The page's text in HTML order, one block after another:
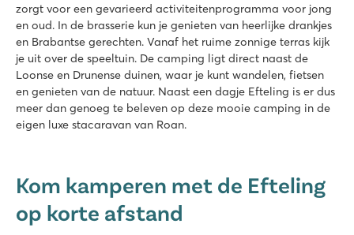
zorgt voor een gevarieerd activiteitenprogramma voor jong
en oud. In de brasserie kun je genieten van heerlijke drankjes
en Brabantse gerechten. Vanaf het ruime zonnige terras kijk
je uit over de speeltuin. De camping ligt direct naast de
Loonse en Drunense duinen, waar je kunt wandelen, fietsen
en genieten van de natuur. Naast een dagje Efteling is er dus
meer dan genoeg te beleven op deze mooie camping in de
eigen luxe stacaravan van Roan.
Kom kamperen met de Efteling
op korte afstand